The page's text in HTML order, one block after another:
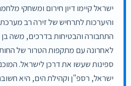
ישראל קיימו דיון חירום ומשחקי
והיערכות לתרחיש של זירה רב
התחבורה והבטיחות בדרכים, משה בן
לאחרונה עם מתקפות הטרור של
ספינות שעשו את דרכן לישראל.
ישראל, רספ"ן וקהילת הים, היא